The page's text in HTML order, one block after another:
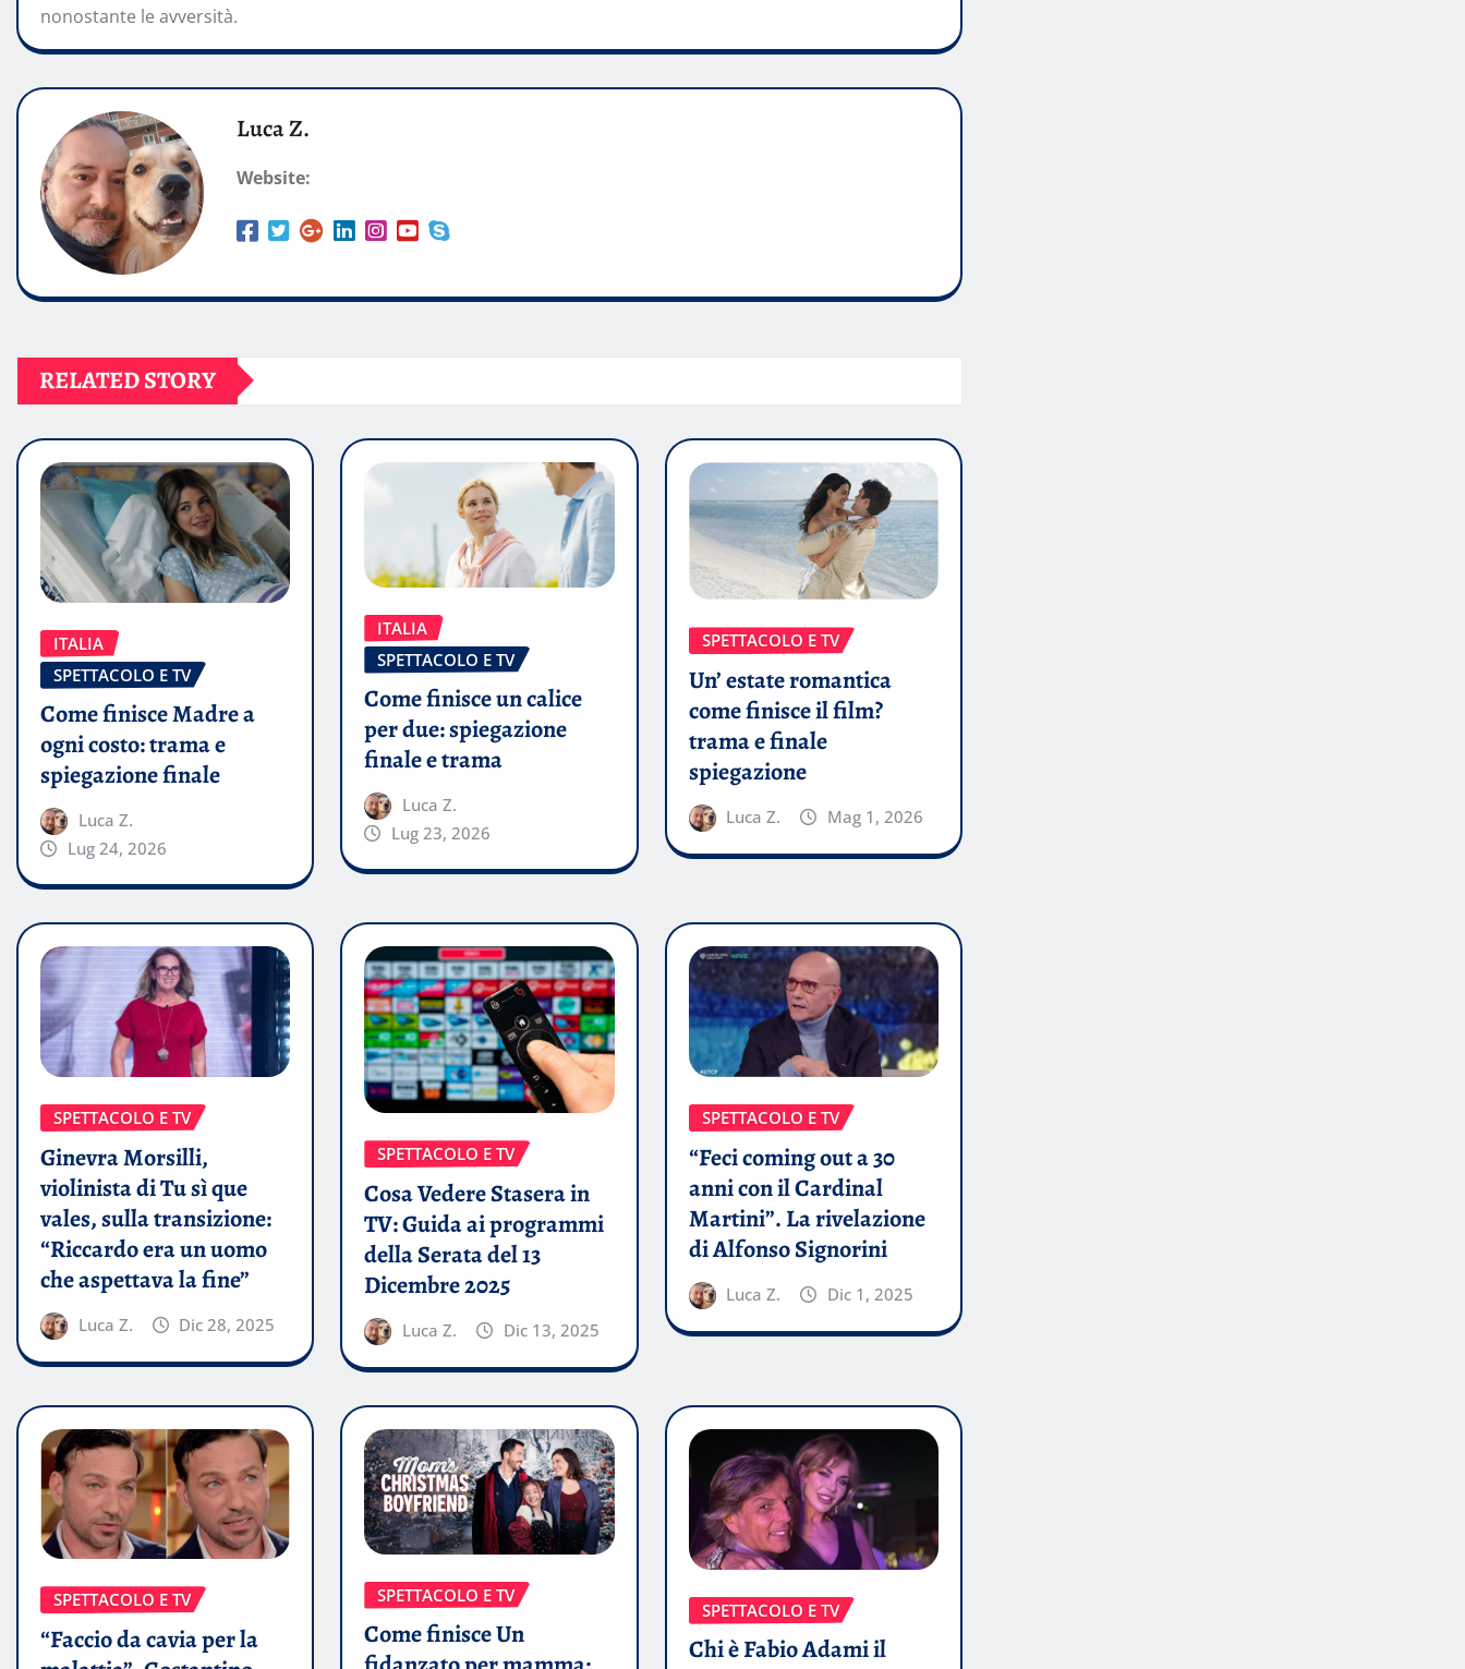
nonostante le avversità.
Luca Z.
Website:
RELATED STORY
ITALIA
SPETTACOLO E TV
Come finisce Madre a
ogni costo: trama e
spiegazione finale
Luca Z.
Lug 24, 2026
ITALIA
SPETTACOLO E TV
Come finisce un calice
per due: spiegazione
finale e trama
Luca Z.
Lug 23, 2026
SPETTACOLO E TV
Un’ estate romantica
come finisce il film?
trama e finale
spiegazione
Luca Z. Mag 1, 2026
SPETTACOLO E TV
Ginevra Morsilli,
violinista di Tu sì que
vales, sulla transizione:
“Riccardo era un uomo
che aspettava la fine”
Luca Z. Dic 28, 2025
SPETTACOLO E TV
Cosa Vedere Stasera in
TV: Guida ai programmi
della Serata del 13
Dicembre 2025
Luca Z. Dic 13, 2025
SPETTACOLO E TV
“Feci coming out a 30
anni con il Cardinal
Martini”. La rivelazione
di Alfonso Signorini
Luca Z. Dic 1, 2025
SPETTACOLO E TV
“Faccio da cavia per la
SPETTACOLO E TV
Come finisce Un
SPETTACOLO E TV
Chi è Fabio Adami il